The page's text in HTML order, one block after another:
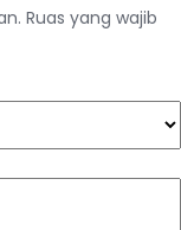
Ruas yang wajib